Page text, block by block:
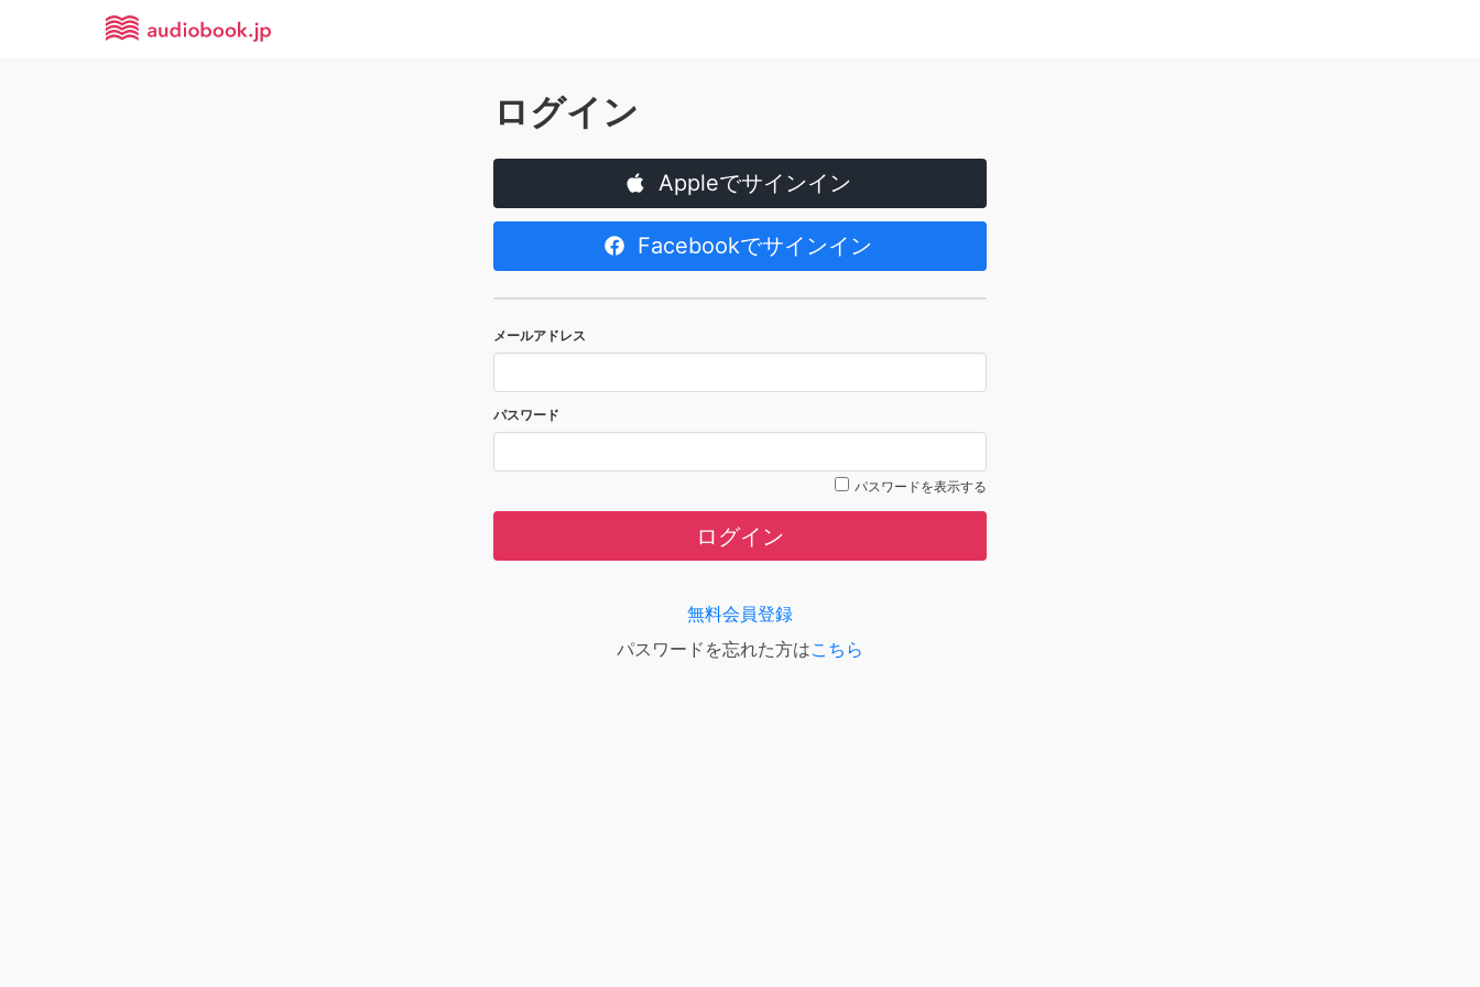
ログイン
Appleでサインイン
Facebookでサインイン
メールアドレス
パスワード
パスワードを表示する
ログイン
無料会員登録
パスワードを忘れた方はこちら